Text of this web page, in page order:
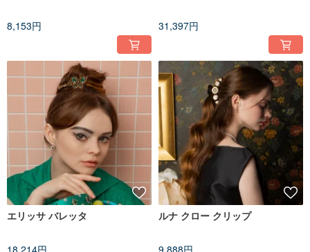
8,153円 31,397円
エリッサ バレッタ ルナ クロー クリップ